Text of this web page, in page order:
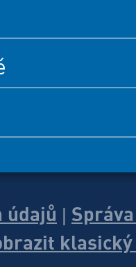
údajů